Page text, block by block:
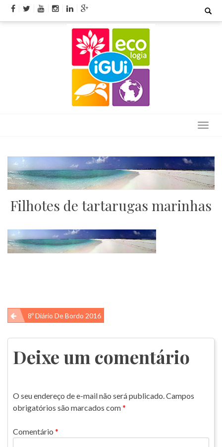
Skip
Search
Filhotes de tartarugas marinhas
Navegação
de
Post
8º Diário De Bordo 2016
Deixe um comentário
O seu endereço de e-mail não será publicado.Campos
obrigatórios são marcados com*
Comentário *